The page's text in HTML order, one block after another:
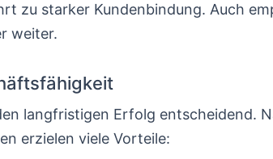
zu starker Kundenbindung. Auch
weiter.
langfristigen Erfolg entscheidend.
erzielen viele Vorteile: